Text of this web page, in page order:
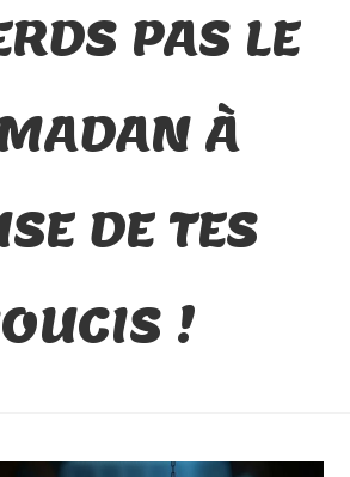
PAS LE
À
DE TES
!